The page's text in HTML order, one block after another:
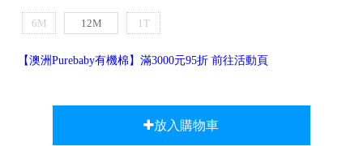
6M 12M 1T
【澳洲Purebaby有機棉】滿3000元95折 前往活動頁
放入購物車